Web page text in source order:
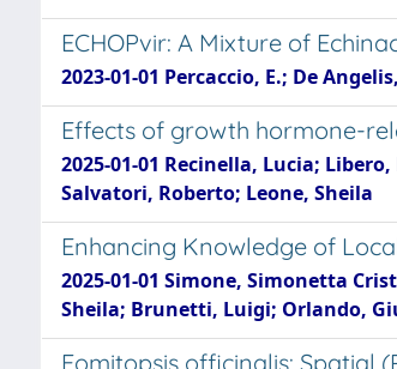
ECHOPvir: A Mixture of
2023-01-01 Percaccio, E.; De
Effects of growth hormone-
2025-01-01 Recinella, Lucia;
Salvatori, Roberto; Leone, Sheila
Enhancing Knowledge of
2025-01-01 Simone, Simonetta
Sheila; Brunetti, Luigi; Orlando,
Fomitopsis officinalis: Spatial